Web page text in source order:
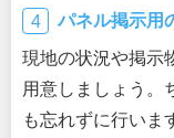
パネル掲示用
現地の状況や掲示
用意しましょう。
も忘れずに行いま